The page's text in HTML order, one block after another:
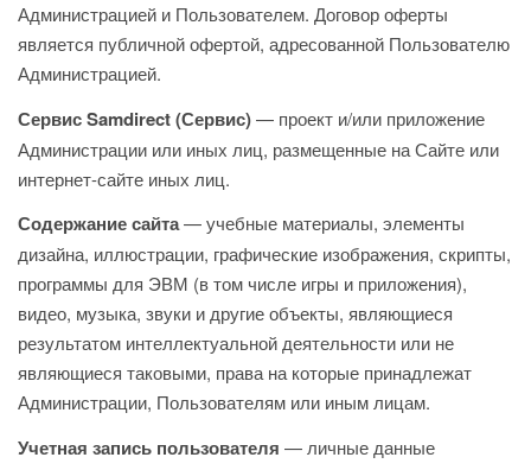
Администрацией и Пользователем. Договор оферты
является публичной офертой, адресованной Пользователю
Администрацией.
Сервис Samdirect (Сервис)— проект и/или приложение
Администрации или иных лиц, размещенные на Сайте или
интернет-сайте иных лиц.
Содержание сайта— учебные материалы, элементы
дизайна, иллюстрации, графические изображения, скрипты,
программы для ЭВМ (в том числе игры и приложения),
видео, музыка, звуки и другие объекты, являющиеся
результатом интеллектуальной деятельности или не
являющиеся таковыми, права на которые принадлежат
Администрации, Пользователям или иным лицам.
Учетная запись пользователя — личные данные